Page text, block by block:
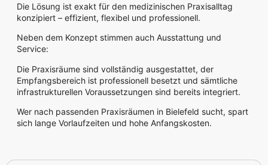
Die Lösung ist exakt für den medizinischen Praxisalltag
konzipiert – effizient, flexibel und professionell.
Neben dem Konzept stimmen auch Ausstattung und
Service:
Die Praxisräume sind vollständig ausgestattet, der
Empfangsbereich ist professionell besetzt und sämtliche
infrastrukturellen Voraussetzungen sind bereits integriert.
Wer nach passenden Praxisräumen in Bielefeld sucht, spart
sich lange Vorlaufzeiten und hohe Anfangskosten.